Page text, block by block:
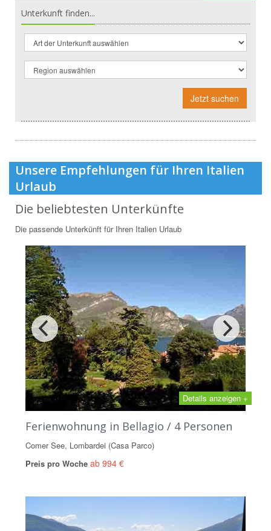
Unterkunft finden...
Jetzt suchen
Unsere Empfehlungen für Ihren Italien
Urlaub
Die beliebtesten Unterkünfte
Die passende Unterkünft für Ihren Italien Urlaub
Details anzeigen +
Ferienwohnung in Bellagio / 4 Personen
Comer See, Lombardei (Casa Parco)
Preis pro Woche ab 994 €